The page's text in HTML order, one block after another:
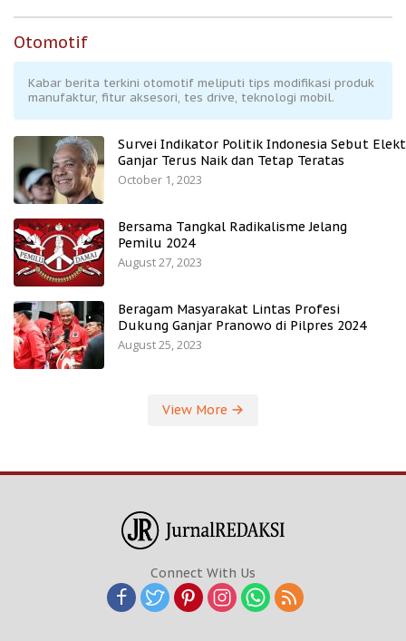
Otomotif
Kabar berita terkini otomotif meliputi tips modifikasi produk
manufaktur, fitur aksesori, tes drive, teknologi mobil.
Survei Indikator Politik Indonesia Sebut
Ganjar Terus Naik dan Tetap Teratas
October 1, 2023
Bersama Tangkal Radikalisme Jelang
Pemilu 2024
August 27, 2023
Beragam Masyarakat Lintas Profesi
Dukung Ganjar Pranowo di Pilpres 2024
August 25, 2023
View More
Connect With Us